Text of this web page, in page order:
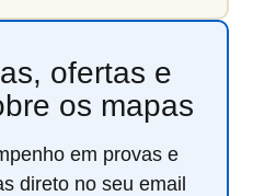
ofertas e
os mapas
em provas e
direto no seu email